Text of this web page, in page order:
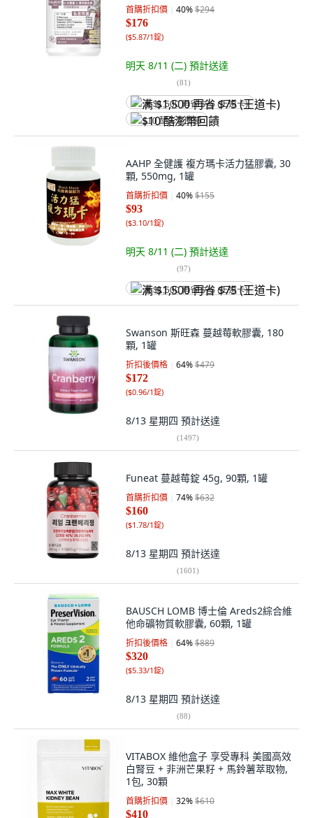
首購折扣價 40%$294
$176
($5.87/1錠)
明天 8/11 (二) 預計送達
(81)
满 $1,500 再省 $75 (王道卡)
$10 酷澎幣回饋
AAHP 全健護 複方瑪卡活力猛膠囊, 30
顆, 550mg, 1罐
首購折扣價 40%$155
$93
($3.10/1錠)
明天 8/11 (二) 預計送達
(97)
满 $1,500 再省 $75 (王道卡)
Swanson 斯旺森 蔓越莓軟膠囊, 180
顆, 1罐
折扣後價格 64%$479
$172
($0.96/1錠)
8/13 星期四 預計送達
(1497)
Funeat 蔓越莓錠 45g, 90顆, 1罐
首購折扣價 74%$632
$160
($1.78/1錠)
8/13 星期四 預計送達
(1601)
BAUSCH LOMB 博士倫 Areds2綜合維
他命礦物質軟膠囊, 60顆, 1罐
折扣後價格 64%$889
$320
($5.33/1錠)
8/13 星期四 預計送達
(88)
VITABOX 維他盒子 享受專科 美國高效
白腎豆 + 非洲芒果籽 + 馬鈴薯萃取物,
1包, 30顆
首購折扣價 32%$610
$410